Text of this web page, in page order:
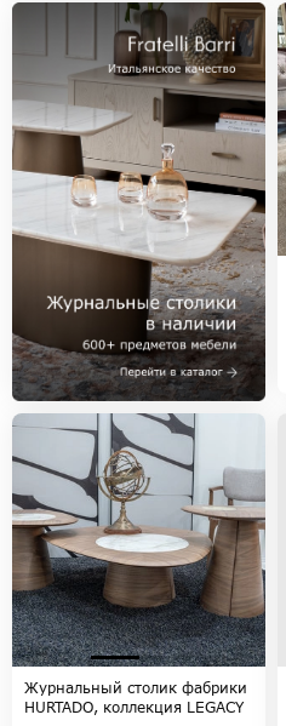
Журнальный столик фабрики
HURTADO, коллекция LEGACY